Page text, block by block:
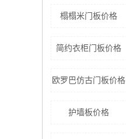
榻榻米门板价格
简约衣柜门板价格
欧罗巴仿古门板价格
护墙板价格